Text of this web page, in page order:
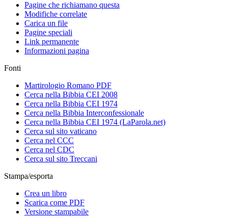
Pagine che richiamano questa
Modifiche correlate
Carica un file
Pagine speciali
Link permanente
Informazioni pagina
Fonti
Martirologio Romano PDF
Cerca nella Bibbia CEI 2008
Cerca nella Bibbia CEI 1974
Cerca nella Bibbia Interconfessionale
Cerca nella Bibbia CEI 1974 (LaParola.net)
Cerca sul sito vaticano
Cerca nel CCC
Cerca nel CDC
Cerca sul sito Treccani
Stampa/esporta
Crea un libro
Scarica come PDF
Versione stampabile